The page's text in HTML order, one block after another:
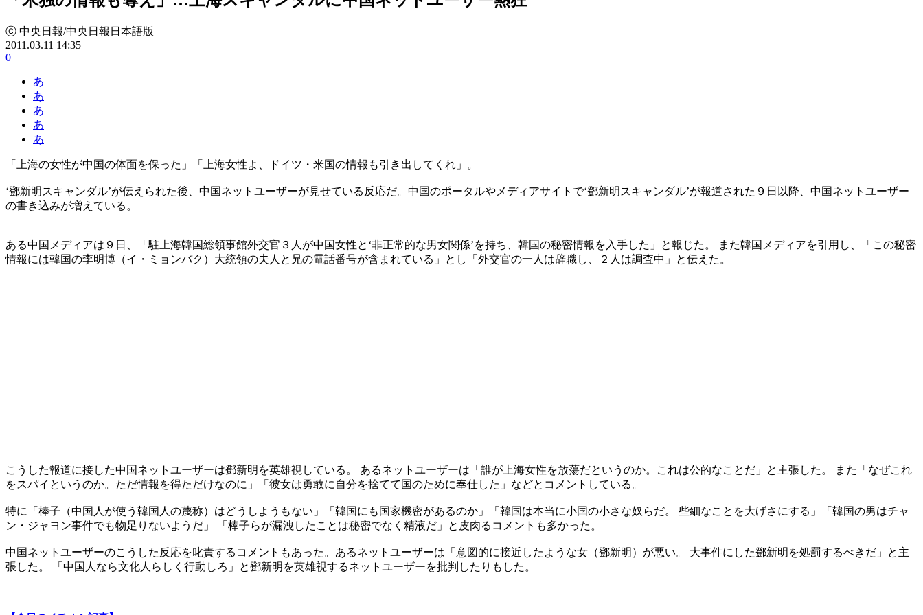
ⓒ 中央日報/中央日報日本語版
2011.03.11 14:35
0
あ
あ
あ
あ
あ
「上海の女性が中国の体面を保った」「上海女性よ、ドイツ・米国の情報も引き出してくれ」。
‘鄧新明スキャンダル’が伝えられた後、中国ネットユーザーが見せている反応だ。中国のポータルやメディアサイトで‘鄧新明スキャンダル’が報道された９日以降、中国ネットユーザー
の書き込みが増えている。
ある中国メディアは９日、「駐上海韓国総領事館外交官３人が中国女性と‘非正常的な男女関係’を持ち、韓国の秘密情報を入手した」と報じた。 また韓国メディアを引用し、「この秘密
情報には韓国の李明博（イ・ミョンバク）大統領の夫人と兄の電話番号が含まれている」とし「外交官の一人は辞職し、２人は調査中」と伝えた。
こうした報道に接した中国ネットユーザーは鄧新明を英雄視している。 あるネットユーザーは「誰が上海女性を放蕩だというのか。これは公的なことだ」と主張した。 また「なぜこれ
をスパイというのか。ただ情報を得ただけなのに」「彼女は勇敢に自分を捨てて国のために奉仕した」などとコメントしている。
特に「棒子（中国人が使う韓国人の蔑称）はどうしようもない」「韓国にも国家機密があるのか」「韓国は本当に小国の小さな奴らだ。 些細なことを大げさにする」「韓国の男はチャ
ン・ジャヨン事件でも物足りないようだ」 「棒子らが漏洩したことは秘密でなく精液だ」と皮肉るコメントも多かった。
中国ネットユーザーのこうした反応を叱責するコメントもあった。あるネットユーザーは「意図的に接近したような女（鄧新明）が悪い。 大事件にした鄧新明を処罰するべきだ」と主
張した。 「中国人なら文化人らしく行動しろ」と鄧新明を英雄視するネットユーザーを批判したりもした。